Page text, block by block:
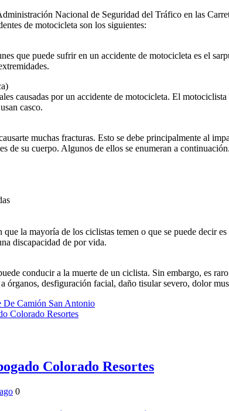
Nacional de Seguridad del Tráfico en las
de motocicleta son los siguientes:
que puede sufrir en un accidente de motocicleta es el
causadas por un accidente de motocicleta. El
casco.
muchas fracturas. Esto se debe principalmente al
de su cuerpo. Algunos de ellos se enumeran a continuación.
que la mayoría de los ciclistas temen o que se puede decir
discapacidad de por vida.
conducir a la muerte de un ciclista. Sin embargo, es
órganos, desfiguración facial, daño tisular severo, dolor
De Camión San Antonio
Colorado Resortes
Colorado Resortes
0